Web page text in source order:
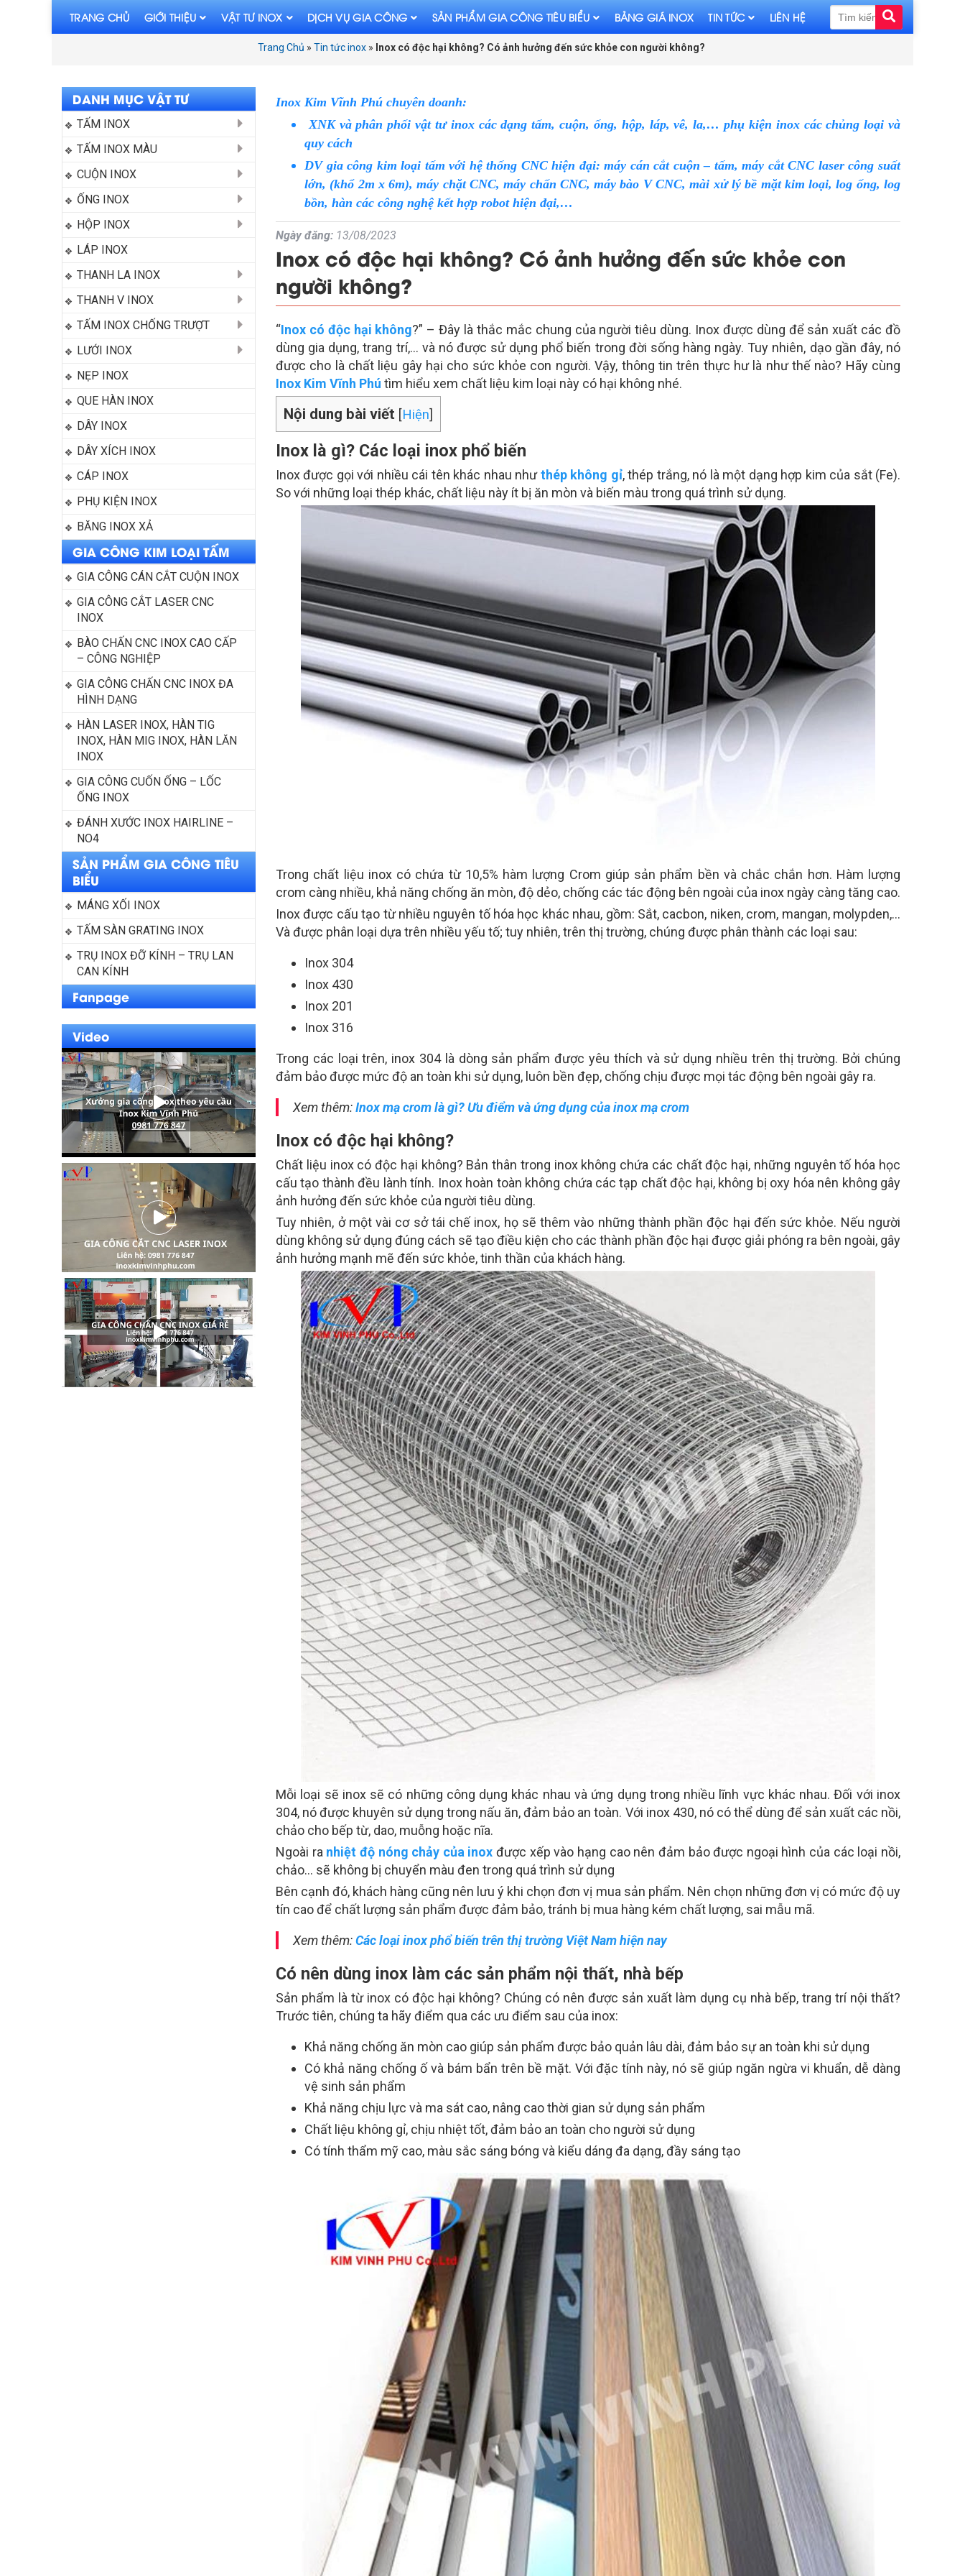
TRANG CHỦ GIỚI THIỆU VẬT TƯ INOX DỊCH VỤ GIA CÔNG SẢN PHẨM GIA CÔNG TIÊU BIỂU BẢNG GIÁ INOX TIN TỨC LIÊN HỆ
Trang Chủ » Tin tức inox » Inox có độc hại không? Có ảnh hưởng đến sức khỏe con người không?
DANH MỤC VẬT TƯ
TẤM INOX
TẤM INOX MÀU
CUỘN INOX
ỐNG INOX
HỘP INOX
LÁP INOX
THANH LA INOX
THANH V INOX
TẤM INOX CHỐNG TRƯỢT
LƯỚI INOX
NẸP INOX
QUE HÀN INOX
DÂY INOX
DÂY XÍCH INOX
CÁP INOX
PHỤ KIỆN INOX
BĂNG INOX XẢ
GIA CÔNG KIM LOẠI TẤM
GIA CÔNG CÁN CẮT CUỘN INOX
GIA CÔNG CẮT LASER CNC
INOX
BÀO CHẤN CNC INOX CAO CẤP
– CÔNG NGHIỆP
GIA CÔNG CHẤN CNC INOX ĐA
HÌNH DẠNG
HÀN LASER INOX, HÀN TIG
INOX, HÀN MIG INOX, HÀN LĂN
INOX
GIA CÔNG CUỐN ỐNG – LỐC
ỐNG INOX
ĐÁNH XƯỚC INOX HAIRLINE –
NO4
SẢN PHẨM GIA CÔNG TIÊU
BIỂU
MÁNG XỐI INOX
TẤM SÀN GRATING INOX
TRỤ INOX ĐỠ KÍNH – TRỤ LAN
CAN KÍNH
Fanpage
Video
Inox Kim Vĩnh Phú chuyên doanh:
XNK và phân phối vật tư inox các dạng tấm, cuộn, ống, hộp, láp, vê, la,… phụ kiện inox các chủng loại và
quy cách
DV gia công kim loại tấm với hệ thống CNC hiện đại: máy cán cắt cuộn – tấm, máy cắt CNC laser công suất
lớn, (khổ 2m x 6m), máy chặt CNC, máy chấn CNC, máy bào V CNC, mài xử lý bề mặt kim loại, log ống, log
bồn, hàn các công nghệ kết hợp robot hiện đại,…
Ngày đăng: 13/08/2023
Inox có độc hại không? Có ảnh hưởng đến sức khỏe con
người không?
“Inox có độc hại không?” – Đây là thắc mắc chung của người tiêu dùng. Inox được dùng để sản xuất các đồ
dùng gia dụng, trang trí,… và nó được sử dụng phổ biến trong đời sống hàng ngày. Tuy nhiên, dạo gần đây, nó
được cho là chất liệu gây hại cho sức khỏe con người. Vậy, thông tin trên thực hư là như thế nào? Hãy cùng
Inox Kim Vĩnh Phú tìm hiểu xem chất liệu kim loại này có hại không nhé.
Nội dung bài viết [Hiện]
Inox là gì? Các loại inox phổ biến
Inox được gọi với nhiều cái tên khác nhau nhưthép không gỉ, thép trắng, nó là một dạng hợp kim của sắt (Fe).
So với những loại thép khác, chất liệu này ít bị ăn mòn và biến màu trong quá trình sử dụng.
Trong chất liệu inox có chứa từ 10,5% hàm lượng Crom giúp sản phẩm bền và chắc chắn hơn. Hàm lượng
crom càng nhiều, khả năng chống ăn mòn, độ dẻo, chống các tác động bên ngoài của inox ngày càng tăng cao.
Inox được cấu tạo từ nhiều nguyên tố hóa học khác nhau, gồm: Sắt, cacbon, niken, crom, mangan, molypden,…
Và được phân loại dựa trên nhiều yếu tố; tuy nhiên, trên thị trường, chúng được phân thành các loại sau:
Inox 304
Inox 430
Inox 201
Inox 316
Trong các loại trên, inox 304 là dòng sản phẩm được yêu thích và sử dụng nhiều trên thị trường. Bởi chúng
đảm bảo được mức độ an toàn khi sử dụng, luôn bền đẹp, chống chịu được mọi tác động bên ngoài gây ra.
Xem thêm:Inox mạ crom là gì? Ưu điểm và ứng dụng của inox mạ crom
Inox có độc hại không?
Chất liệu inox có độc hại không? Bản thân trong inox không chứa các chất độc hại, những nguyên tố hóa học
cấu tạo thành đều lành tính. Inox hoàn toàn không chứa các tạp chất độc hại, không bị oxy hóa nên không gây
ảnh hưởng đến sức khỏe của người tiêu dùng.
Tuy nhiên, ở một vài cơ sở tái chế inox, họ sẽ thêm vào những thành phần độc hại đến sức khỏe. Nếu người
dùng không sử dụng đúng cách sẽ tạo điều kiện cho các thành phần độc hại được giải phóng ra bên ngoài, gây
ảnh hưởng mạnh mẽ đến sức khỏe, tinh thần của khách hàng.
Mỗi loại sẽ inox sẽ có những công dụng khác nhau và ứng dụng trong nhiều lĩnh vực khác nhau. Đối với inox
304, nó được khuyên sử dụng trong nấu ăn, đảm bảo an toàn. Với inox 430, nó có thể dùng để sản xuất các nồi,
chảo cho bếp từ, dao, muỗng hoặc nĩa.
Ngoài ra nhiệt độ nóng chảy của inox được xếp vào hạng cao nên đảm bảo được ngoại hình của các loại nồi,
chảo… sẽ không bị chuyển màu đen trong quá trình sử dụng
Bên cạnh đó, khách hàng cũng nên lưu ý khi chọn đơn vị mua sản phẩm. Nên chọn những đơn vị có mức độ uy
tín cao để chất lượng sản phẩm được đảm bảo, tránh bị mua hàng kém chất lượng, sai mẫu mã.
Xem thêm:Các loại inox phổ biến trên thị trường Việt Nam hiện nay
Có nên dùng inox làm các sản phẩm nội thất, nhà bếp
Sản phẩm là từ inox có độc hại không? Chúng có nên được sản xuất làm dụng cụ nhà bếp, trang trí nội thất?
Trước tiên, chúng ta hãy điểm qua các ưu điểm sau của inox:
Khả năng chống ăn mòn cao giúp sản phẩm được bảo quản lâu dài, đảm bảo sự an toàn khi sử dụng
Có khả năng chống ố và bám bẩn trên bề mặt. Với đặc tính này, nó sẽ giúp ngăn ngừa vi khuẩn, dễ dàng
vệ sinh sản phẩm
Khả năng chịu lực và ma sát cao, nâng cao thời gian sử dụng sản phẩm
Chất liệu không gỉ, chịu nhiệt tốt, đảm bảo an toàn cho người sử dụng
Có tính thẩm mỹ cao, màu sắc sáng bóng và kiểu dáng đa dạng, đầy sáng tạo